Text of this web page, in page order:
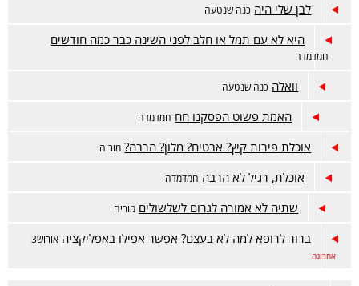
לבן שלי היה כנה שנטעה
היא לא עם תמל או חלב לפני השינה כבר כמה חודשים
חמדמדה
וואלה כנה שנטעה
האמת פשוט הפסקנו חח חמדמדה
אוכלת פירות קיץ? אבטיח? מלון? הרבה? מוריה
אוכלת, רגיל לא הרבה חמדמדה
שתיה לא אמורה לגרום לשלשולים מוריה
ברור לרופא למה לא בעצם? אפשר אפילו באפליקציה אורוש3
אחרונה